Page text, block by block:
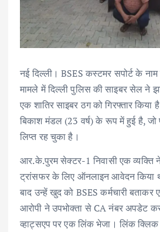
नई दिल्ली। BSES कस्टमर सपोर्ट के
मामले में दिल्ली पुलिस की साइबर सेल ने
एक शातिर साइबर ठग को गिरफ्तार किया
बिकाश मंडल (23 वर्ष) के रूप में हुई है, जो
लिप्त रह चुका है।
आर.के.पुरम सेक्टर-1 निवासी एक व्यक्ति
ट्रांसफर के लिए ऑनलाइन आवेदन
बाद उन्हें खुद को BSES कर्मचारी
आरोपी ने उपभोक्ता से CA नंबर अपडेट
व्हाट्सएप पर एक लिंक भेजा। लिंक